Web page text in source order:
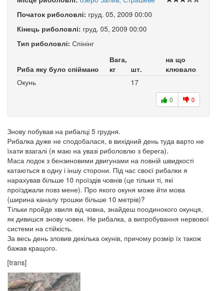
Початок риболовлі: груд. 05, 2009 00:00
Кінець риболовлі: груд. 05, 2009 00:00
Тип риболовлі: Спінінг
Риба яку було спіймано
Вага,
кг
шт.
на що
клювало
Окунь
17
0 0
Знову побував на рибалці 5 грудня.
Рибалка дуже не сподобалася, в вихідний день туда варто не
їхати взагалі (я маю на увазі риболовлю з берега).
Маса лодок з бензиновими двигунами на повній швидкості
катаються в одну і іншу сторони. Під час своєї рибалки я
нарахував більше 10 проїздів човнів (це тільки ті, які
проїзджали повз мене). Про якого окуня може йти мова
(ширина каналу трошки більше 10 метрів)?
Тільки пройде хвиля від човна, знайдеш поодинокого окунця,
як дивишся знову човен. Не рибалка, а випробування нервової
системи на стійкість.
За весь день зловив декілька окунів, причому розмір їх також
бажав кращого.
[trans]